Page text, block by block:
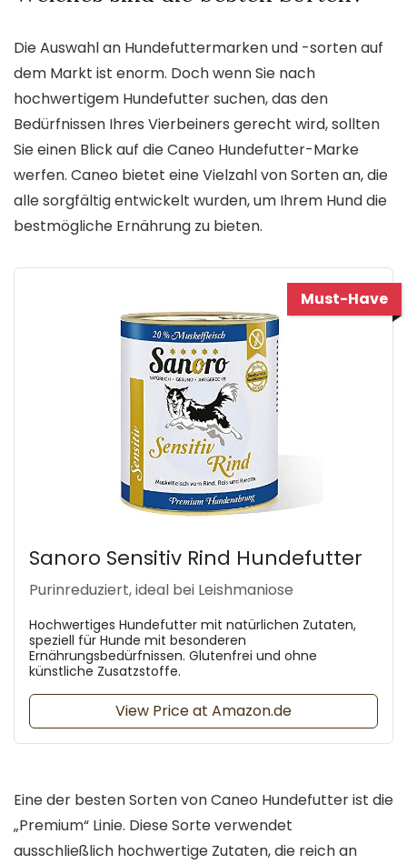
Die Auswahl an Hundefuttermarken und -sorten auf
dem Markt ist enorm. Doch wenn Sie nach
hochwertigem Hundefutter suchen, das den
Bedürfnissen Ihres Vierbeiners gerecht wird, sollten
Sie einen Blick auf die Caneo Hundefutter-Marke
werfen. Caneo bietet eine Vielzahl von Sorten an, die
alle sorgfältig entwickelt wurden, um Ihrem Hund die
bestmögliche Ernährung zu bieten.
Must-Have
Sanoro Sensitiv Rind Hundefutter
Purinreduziert, ideal bei Leishmaniose
Hochwertiges Hundefutter mit natürlichen Zutaten,
speziell für Hunde mit besonderen
Ernährungsbedürfnissen. Glutenfrei und ohne
künstliche Zusatzstoffe.
View Price at Amazon.de
Eine der besten Sorten von Caneo Hundefutter ist die
„Premium“ Linie. Diese Sorte verwendet
ausschließlich hochwertige Zutaten, die reich an